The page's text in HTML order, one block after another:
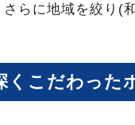
らに地域を絞り(
こだわった